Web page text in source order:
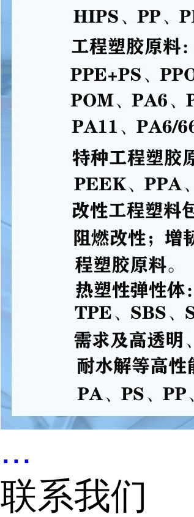
...
联系我们